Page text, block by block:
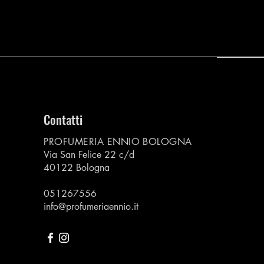
Contatti
PROFUMERIA ENNIO BOLOGNA
Via San Felice 22 c/d
40122 Bologna
051267556
info@profumeriaennio.it